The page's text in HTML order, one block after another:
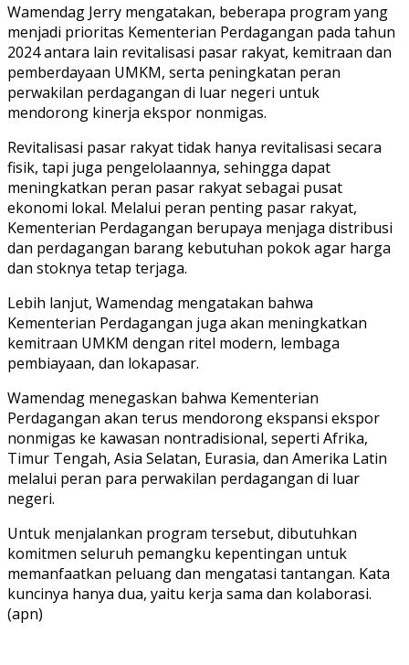
Wamendag Jerry mengatakan, beberapa program yang
menjadi prioritas Kementerian Perdagangan pada tahun
2024 antara lain revitalisasi pasar rakyat, kemitraan dan
pemberdayaan UMKM, serta peningkatan peran
perwakilan perdagangan di luar negeri untuk
mendorong kinerja ekspor nonmigas.
Revitalisasi pasar rakyat tidak hanya revitalisasi secara
fisik, tapi juga pengelolaannya, sehingga dapat
meningkatkan peran pasar rakyat sebagai pusat
ekonomi lokal. Melalui peran penting pasar rakyat,
Kementerian Perdagangan berupaya menjaga distribusi
dan perdagangan barang kebutuhan pokok agar harga
dan stoknya tetap terjaga.
Lebih lanjut, Wamendag mengatakan bahwa
Kementerian Perdagangan juga akan meningkatkan
kemitraan UMKM dengan ritel modern, lembaga
pembiayaan, dan lokapasar.
Wamendag menegaskan bahwa Kementerian
Perdagangan akan terus mendorong ekspansi ekspor
nonmigas ke kawasan nontradisional, seperti Afrika,
Timur Tengah, Asia Selatan, Eurasia, dan Amerika Latin
melalui peran para perwakilan perdagangan di luar
negeri.
Untuk menjalankan program tersebut, dibutuhkan
komitmen seluruh pemangku kepentingan untuk
memanfaatkan peluang dan mengatasi tantangan. Kata
kuncinya hanya dua, yaitu kerja sama dan kolaborasi.
(apn)